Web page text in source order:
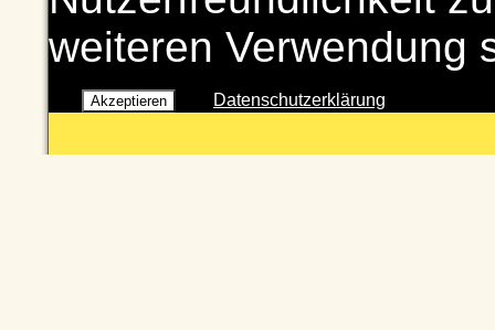
weiteren Verwendung
Akzeptieren Datenschutzerklärung